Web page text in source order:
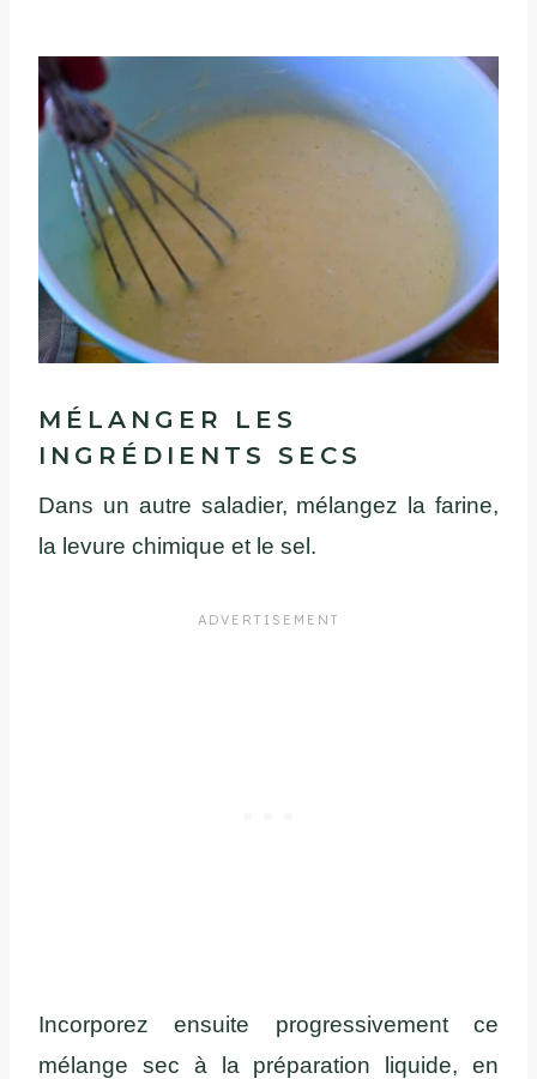
MÉLANGER LES
INGRÉDIENTS SECS
Dans un autre saladier, mélangez la farine,
la levure chimique et le sel.
Incorporez ensuite progressivement ce
mélange sec à la préparation liquide, en